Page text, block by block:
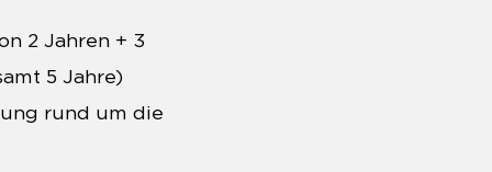
2 Jahren + 3
5 Jahre)
rund um die